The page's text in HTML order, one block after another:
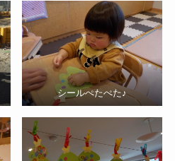
シールぺたぺた♪